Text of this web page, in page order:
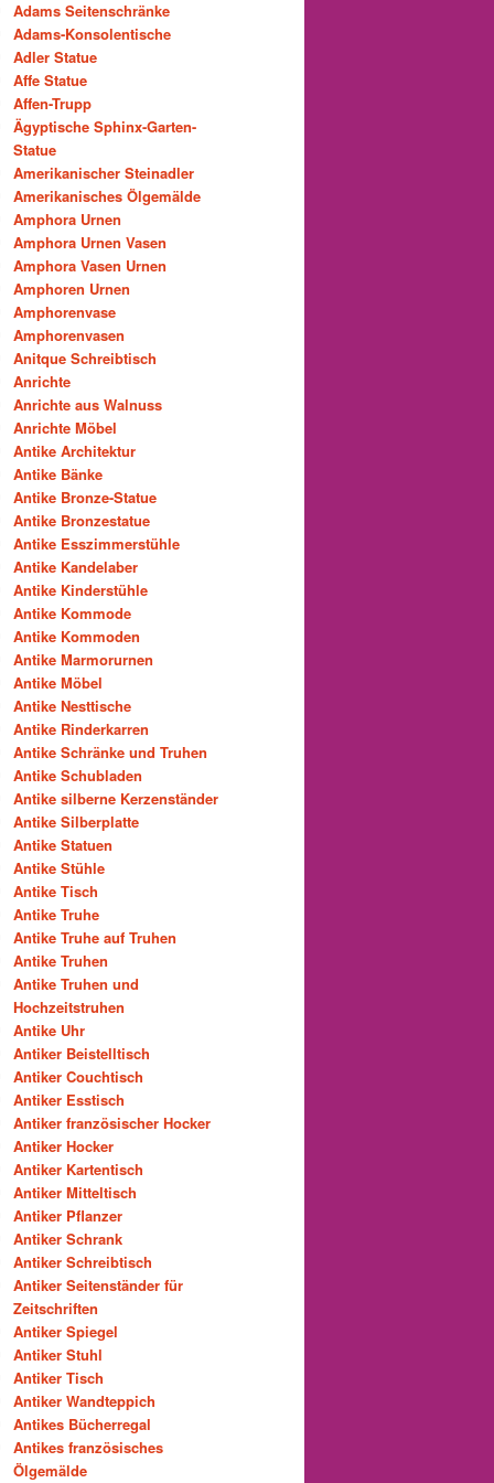
Adams Seitenschränke
Adams-Konsolentische
Adler Statue
Affe Statue
Affen-Trupp
Ägyptische Sphinx-Garten-
Statue
Amerikanischer Steinadler
Amerikanisches Ölgemälde
Amphora Urnen
Amphora Urnen Vasen
Amphora Vasen Urnen
Amphoren Urnen
Amphorenvase
Amphorenvasen
Anitque Schreibtisch
Anrichte
Anrichte aus Walnuss
Anrichte Möbel
Antike Architektur
Antike Bänke
Antike Bronze-Statue
Antike Bronzestatue
Antike Esszimmerstühle
Antike Kandelaber
Antike Kinderstühle
Antike Kommode
Antike Kommoden
Antike Marmorurnen
Antike Möbel
Antike Nesttische
Antike Rinderkarren
Antike Schränke und Truhen
Antike Schubladen
Antike silberne Kerzenständer
Antike Silberplatte
Antike Statuen
Antike Stühle
Antike Tisch
Antike Truhe
Antike Truhe auf Truhen
Antike Truhen
Antike Truhen und
Hochzeitstruhen
Antike Uhr
Antiker Beistelltisch
Antiker Couchtisch
Antiker Esstisch
Antiker französischer Hocker
Antiker Hocker
Antiker Kartentisch
Antiker Mitteltisch
Antiker Pflanzer
Antiker Schrank
Antiker Schreibtisch
Antiker Seitenständer für
Zeitschriften
Antiker Spiegel
Antiker Stuhl
Antiker Tisch
Antiker Wandteppich
Antikes Bücherregal
Antikes französisches
Ölgemälde